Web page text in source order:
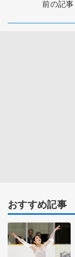
前の記事
おすすめ記事